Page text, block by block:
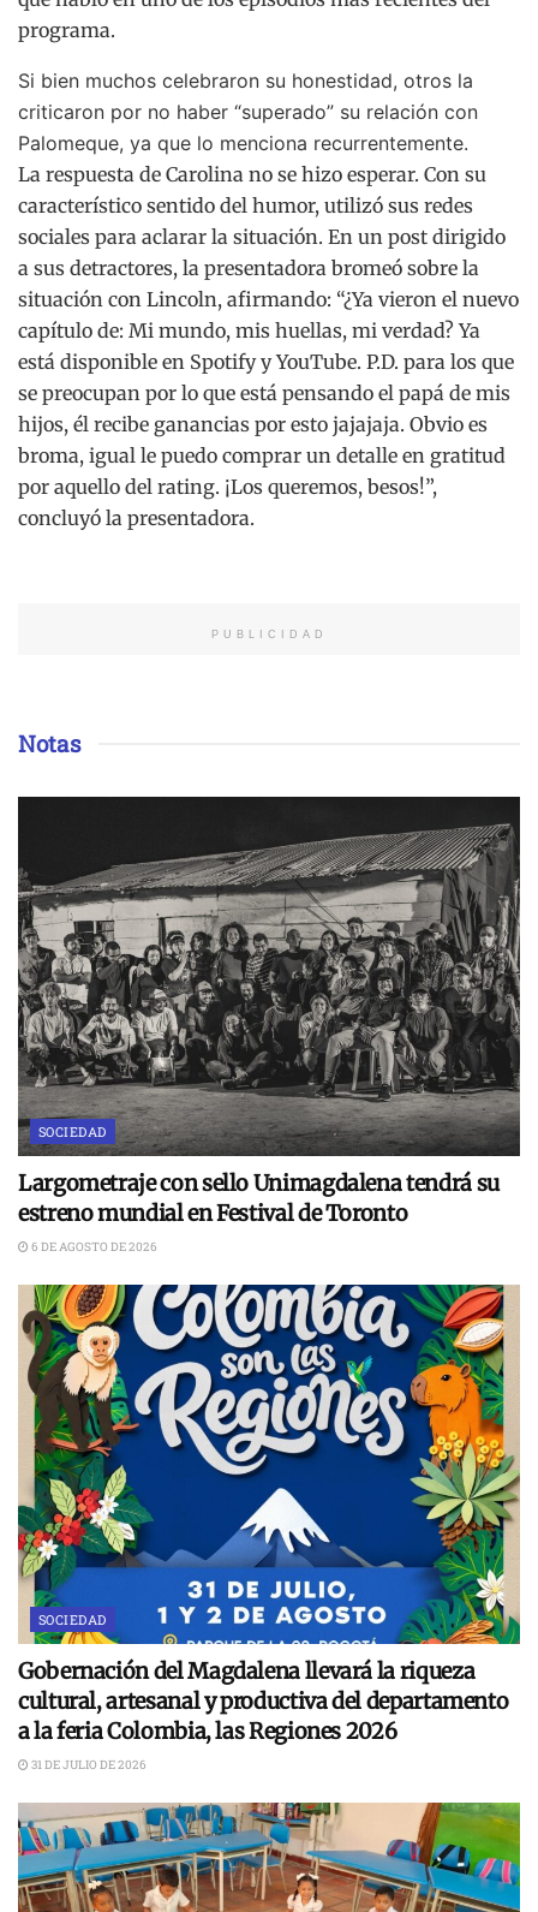
programa.
Si bien muchos celebraron su honestidad, otros la
criticaron por no haber “superado” su relación con
Palomeque, ya que lo menciona recurrentemente.
La respuesta de Carolina no se hizo esperar. Con su
característico sentido del humor, utilizó sus redes
sociales para aclarar la situación. En un post dirigido
a sus detractores, la presentadora bromeó sobre la
situación con Lincoln, afirmando: “¿Ya vieron el nuevo
capítulo de: Mi mundo, mis huellas, mi verdad? Ya
está disponible en Spotify y YouTube. P.D. para los que
se preocupan por lo que está pensando el papá de mis
hijos, él recibe ganancias por esto jajajaja. Obvio es
broma, igual le puedo comprar un detalle en gratitud
por aquello del rating. ¡Los queremos, besos!”,
concluyó la presentadora.
PUBLICIDAD
Notas
SOCIEDAD
Largometraje con sello Unimagdalena tendrá su
estreno mundial en Festival de Toronto
6 DE AGOSTO DE 2026
SOCIEDAD
Gobernación del Magdalena llevará la riqueza
cultural, artesanal y productiva del departamento
a la feria Colombia, las Regiones 2026
31 DE JULIO DE 2026